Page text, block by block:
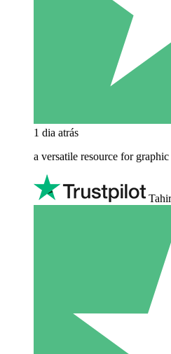
1 dia atrás
a versatile resource for graphic